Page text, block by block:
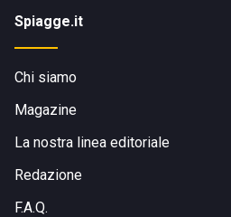
Spiagge.it
Chi siamo
Magazine
La nostra linea editoriale
Redazione
F.A.Q.